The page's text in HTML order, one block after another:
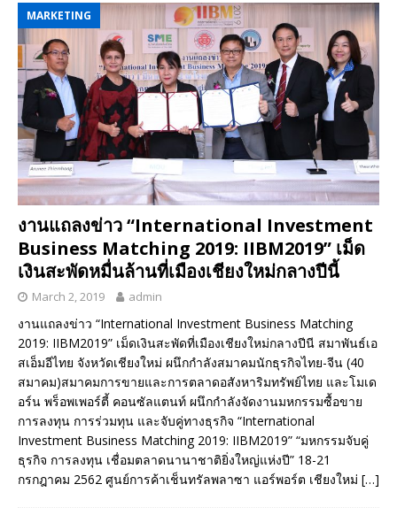
MARKETING
งานแถลงข่าว “International Investment
Business Matching 2019: IIBM2019” เม็ด
เงินสะพัดหมื่นล้านที่เมืองเชียงใหม่กลางปีนี้
March 2, 2019 admin
งานแถลงข่าว “International Investment Business Matching
2019: IIBM2019” เม็ดเงินสะพัดที่เมืองเชียงใหม่กลางปีนี สมาพันธ์เอ
สเอ็มอีไทย จังหวัดเชียงใหม่ ผนึกกำลังสมาคมนักธุรกิจไทย-จีน (40
สมาคม)สมาคมการขายและการตลาดอสังหาริมทรัพย์ไทย และโมเด
อร์น พร็อพเพอร์ตี้ คอนซัลแตนท์ ผนึกกำลังจัดงานมหกรรมซื้อขาย
การลงทุน การร่วมทุน และจับคู่ทางธุรกิจ “International
Investment Business Matching 2019: IIBM2019” “มหกรรมจับคู่
ธุรกิจ การลงทุน เชื่อมตลาดนานาชาติยิ่งใหญ่แห่งปี” 18-21
กรกฎาคม 2562 ศูนย์การค้าเช็นทรัลพลาซา แอร์พอร์ต เชียงใหม่ […]